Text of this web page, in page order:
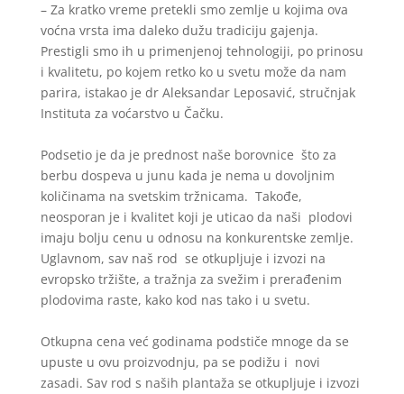
– Za kratko vreme pretekli smo zemlje u kojima ova
voćna vrsta ima daleko dužu tradiciju gajenja.
Prestigli smo ih u primenjenoj tehnologiji, po prinosu
i kvalitetu, po kojem retko ko u svetu može da nam
parira, istakao je dr Aleksandar Leposavić, stručnjak
Instituta za voćarstvo u Čačku.
Podsetio je da je prednost naše borovnice što za
berbu dospeva u junu kada je nema u dovoljnim
količinama na svetskim tržnicama. Takođe,
neosporan je i kvalitet koji je uticao da naši plodovi
imaju bolju cenu u odnosu na konkurentske zemlje.
Uglavnom, sav naš rod se otkupljuje i izvozi na
evropsko tržište, a tražnja za svežim i prerađenim
plodovima raste, kako kod nas tako i u svetu.
Otkupna cena već godinama podstiče mnoge da se
upuste u ovu proizvodnju, pa se podižu i novi
zasadi. Sav rod s naših plantaža se otkupljuje i izvozi